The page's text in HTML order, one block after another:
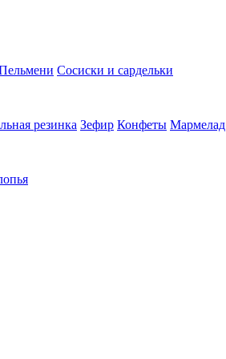
Сосиски и сардельки
резинка Зефир Конфеты Мармелад